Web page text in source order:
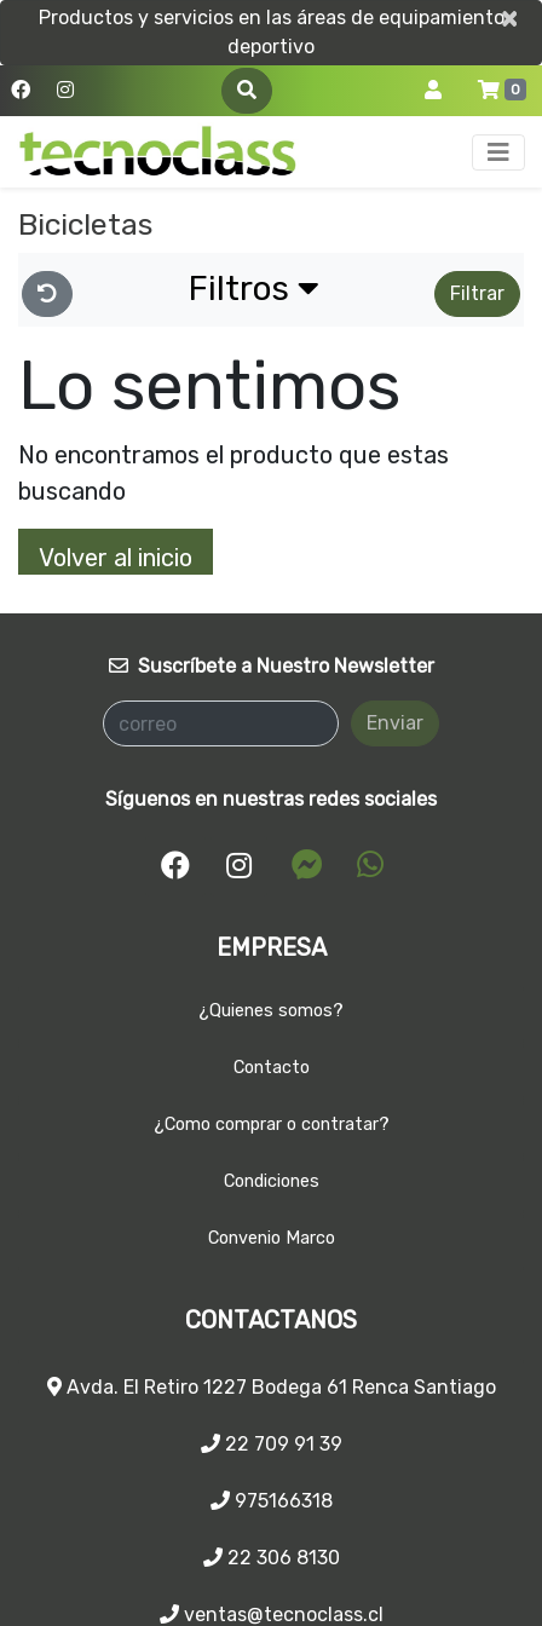
Productos y servicios en las áreas de equipamiento
deportivo
×
×
0
Bicicletas
Filtros Filtrar
Lo sentimos
No encontramos el producto que estas
buscando
Volver al inicio
Suscríbete a Nuestro Newsletter
Enviar
Síguenos en nuestras redes sociales
EMPRESA
¿Quienes somos?
Contacto
¿Como comprar o contratar?
Condiciones
Convenio Marco
CONTACTANOS
Avda. El Retiro 1227 Bodega 61 Renca Santiago
22 709 91 39
975166318
22 306 8130
ventas@tecnoclass.cl